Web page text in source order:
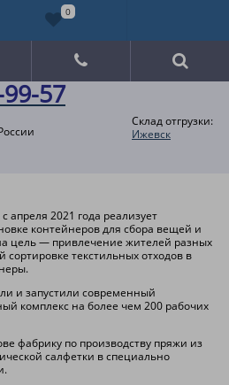
57
Склад отгрузки:
Ижевск
апреля 2021 года реализует
контейнеров для сбора вещей и
цель — привлечение жителей разных
сортировке текстильных отходов в
и запустили современный
комплекс на более чем 200 рабочих
фабрику по производству пряжи из
салфетки в специально
0